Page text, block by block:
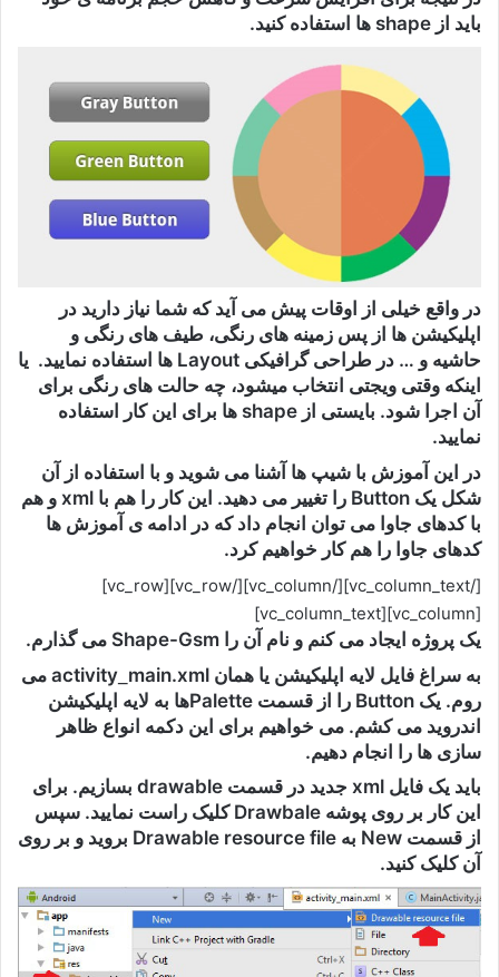
باید از shape ها استفاده کنید.
در واقع خیلی از اوقات پیش می آید که شما نیاز دارید در
اپلیکیشن ها از پس زمینه های رنگی، طیف های رنگی و
حاشیه و … در طراحی گرافیکی Layout ها استفاده نمایید. یا
اینکه وقتی ویجتی انتخاب میشود، چه حالت های رنگی برای
آن اجرا شود. بایستی از shape ها برای این کار استفاده
نمایید.
در این آموزش با شیپ ها آشنا می شوید و با استفاده از آن
شکل یک Button را تغییر می دهید. این کار را هم با xml و هم
با کدهای جاوا می توان انجام داد که در ادامه ی آموزش ها
کدهای جاوا را هم کار خواهیم کرد.
[/vc_column_text][/vc_column][/vc_row][vc_row]
[vc_column][vc_column_text]
یک پروژه ایجاد می کنم و نام آن را Shape-Gsm می گذارم.
به سراغ فایل لایه اپلیکیشن یا همان activity
main.xml می
روم. یک Button را از قسمت Paletteها به لایه اپلیکیشن
اندروید می کشم. می خواهیم برای این دکمه انواع ظاهر
سازی ها را انجام دهیم.
باید یک فایل xml جدید در قسمت drawable بسازیم. برای
این کار بر روی پوشه Drawbale کلیک راست نمایید. سپس
از قسمت New به Drawable resource file بروید و بر روی
آن کلیک کنید.